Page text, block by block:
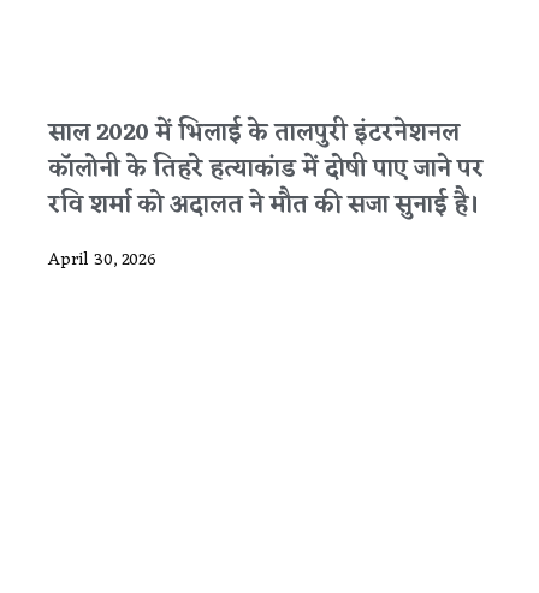
साल 2020 में भिलाई के तालपुरी इंटरनेशनल
कॉलोनी के तिहरे हत्याकांड में दोषी पाए जाने पर
रवि शर्मा को अदालत ने मौत की सजा सुनाई है।
April 30, 2026